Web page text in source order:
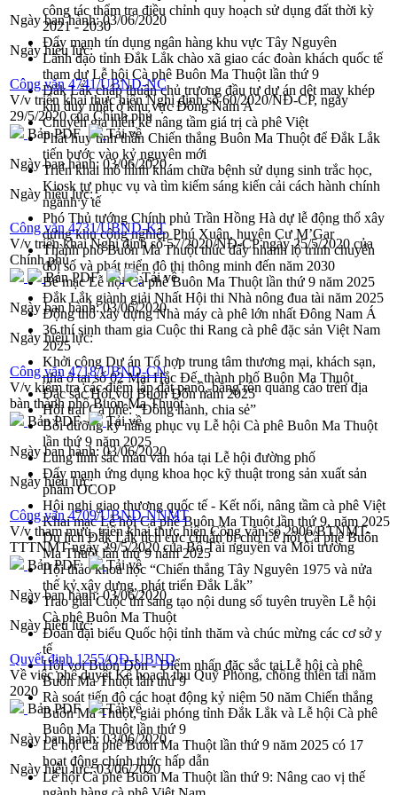
công tác thẩm tra điều chỉnh quy hoạch sử dụng đất thời kỳ
2021 - 2030
Đẩy mạnh tín dụng ngân hàng khu vực Tây Nguyên
Lãnh đạo tỉnh Đắk Lắk chào xã giao các đoàn khách quốc tế
tham dự Lễ hội Cà phê Buôn Ma Thuột lần thứ 9
Đắk Lắk chấp thuận chủ trương đầu tư dự án dệt may khép
kín duy nhất ở khu vực Đông Nam Á
Chuyên gia hiến kế nâng tầm giá trị cà phê Việt
Phát huy tinh thần Chiến thắng Buôn Ma Thuột để Đắk Lắk
tiến bước vào kỷ nguyên mới
Triển khai mô hình khám chữa bệnh sử dụng sinh trắc học,
Kiosk tự phục vụ và tìm kiếm sáng kiến cải cách hành chính
ngành y tế
Phó Thủ tướng Chính phủ Trần Hồng Hà dự lễ động thổ xây
dựng khu công nghiệp Phú Xuân, huyện Cư M’Gar
Thành phố Buôn Ma Thuột thúc đẩy nhanh lộ trình chuyển
đổi số và phát triển đô thị thông minh đến năm 2030
Bế mạc Lễ hội Cà phê Buôn Ma Thuột lần thứ 9 năm 2025
Đắk Lắk giành giải Nhất Hội thi Nhà nông đua tài năm 2025
Động thổ xây dựng Nhà máy cà phê lớn nhất Đông Nam Á
36 thí sinh tham gia Cuộc thi Rang cà phê đặc sản Việt Nam
2025
Khởi công Dự án Tổ hợp trung tâm thương mại, khách sạn,
nhà ở tại số 02 Mai Hắc Đế, thành phố Buôn Ma Thuột
Đặc sắc Hội voi Buôn Đôn năm 2025
Hội trại Cà phê: “Đồng hành, chia sẻ”
Bồi dưỡng kỹ năng phục vụ Lễ hội Cà phê Buôn Ma Thuột
lần thứ 9 năm 2025
Lung linh sắc màu văn hóa tại Lễ hội đường phố
Đẩy mạnh ứng dụng khoa học kỹ thuật trong sản xuất sản
phẩm OCOP
Hội nghị giao thương quốc tế - Kết nối, nâng tầm cà phê Việt
Khai mạc Lễ hội Cà phê Buôn Ma Thuột lần thứ 9, năm 2025
Du lịch Đắk Lắk tích cực chuẩn bị cho Lễ hội Cà phê Buôn
Ma Thuột lần thứ 9 năm 2025
Hội thảo khoa học “Chiến thắng Tây Nguyên 1975 và nửa
thế kỷ xây dựng, phát triển Đắk Lắk”
Trao giải Cuộc thi sáng tạo nội dung số tuyên truyền Lễ hội
Cà phê Buôn Ma Thuột
Đoàn đại biểu Quốc hội tỉnh thăm và chúc mừng các cơ sở y
tế
Hội voi Buôn Đôn - Điểm nhấn đặc sắc tại Lễ hội cà phê
Buôn Ma Thuột lần thứ 9
Rà soát tiến độ các hoạt động kỷ niệm 50 năm Chiến thắng
Buôn Ma Thuột, giải phóng tỉnh Đắk Lắk và Lễ hội Cà phê
Buôn Ma Thuột lần thứ 9
Lễ hội Cà phê Buôn Ma Thuột lần thứ 9 năm 2025 có 17
hoạt động chính thức hấp dẫn
Lễ hội Cà phê Buôn Ma Thuột lần thứ 9: Nâng cao vị thế
Ngày ban hành:03/06/2020
Ngày hiệu lực:
Công văn 4741/UBND-NC
V/v triển khai thực hiện Nghị định số 60/2020/NĐ-CP, ngày
29/5/2020 của Chính phủ
Bản PDF
Tải về
Ngày ban hành:03/06/2020
Ngày hiệu lực:
Công văn 4731/UBND-KT
V/v triển khai Nghị định số 57/2020/NĐ-CP ngày 25/5/2020 của
Chính phủ
Bản PDF
Tải về
Ngày ban hành:03/06/2020
Ngày hiệu lực:
Công văn 4718/UBND-CN
V/v kiểm tra các điểm lắp đặt panô, băng rôn quảng cáo trên địa
bàn thành phố Buôn Ma Thuột
Bản PDF
Tải về
Ngày ban hành:03/06/2020
Ngày hiệu lực:
Công văn 4709/UBND-NNMT
V/v tham mưu, triển khai thực hiện Công văn số 2906/BTNMT-
TTTNMT ngày 29/5/2020 của Bộ Tài nguyên và Môi trường
Bản PDF
Tải về
Ngày ban hành:03/06/2020
Ngày hiệu lực:
Quyết định 1255/QĐ-UBND
Về việc phê duyệt Kế hoạch thu Quỹ Phòng, chống thiên tai năm
2020
Bản PDF
Tải về
Ngày ban hành:03/06/2020
Ngày hiệu lực:03/06/2020